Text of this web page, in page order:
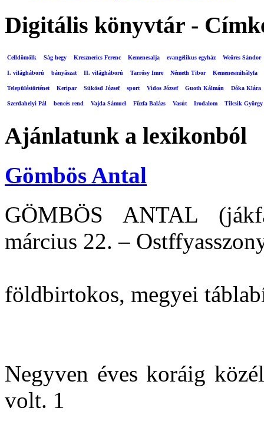
Digitális könyvtár -
Celldömölk Ság hegy Kresznerics Ferenc Kemenesalja evangélikus egyház Weöres Sándor
I. világháború bányászat II. világháború Tarrósy Imre Németh Tibor Kemenesmihályfa
Településtörténet Keripar Sükösd József sport Vidos József Guoth Kálmán Dóka Klára
Szerdahelyi Pál bencés rend Vajda Sámuel Fűzfa Balázs Vasút Irodalom Tilcsik György
Ajánlatunk a lexikonból
Gömbös Antal
GÖMBÖS ANTAL
március 22. –
földbirtokos, megyei
Negyven éves koráig
volt. 1